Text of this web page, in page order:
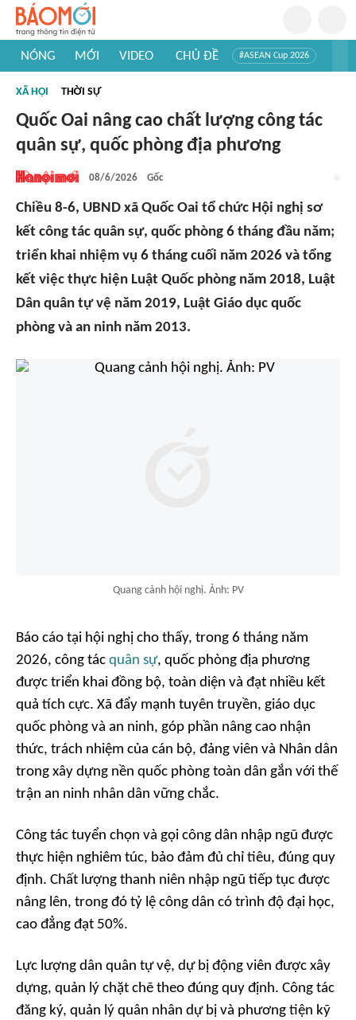
NÓNG MỚI VIDEO CHỦ ĐỀ #ASEAN Cup 2026
#Khám phá thế giới
XÃ HỘI THỜI SỰ
Quốc Oai nâng cao chất lượng công tác
quân sự, quốc phòng địa phương
08/6/2026 Gốc
Chiều 8-6, UBND xã Quốc Oai tổ chức Hội nghị sơ
kết công tác quân sự, quốc phòng 6 tháng đầu năm;
triển khai nhiệm vụ 6 tháng cuối năm 2026 và tổng
kết việc thực hiện Luật Quốc phòng năm 2018, Luật
Dân quân tự vệ năm 2019, Luật Giáo dục quốc
phòng và an ninh năm 2013.
Quang cảnh hội nghị. Ảnh: PV
Báo cáo tại hội nghị cho thấy, trong 6 tháng năm
2026, công tác quân sự, quốc phòng địa phương
được triển khai đồng bộ, toàn diện và đạt nhiều kết
quả tích cực. Xã đẩy mạnh tuyên truyền, giáo dục
quốc phòng và an ninh, góp phần nâng cao nhận
thức, trách nhiệm của cán bộ, đảng viên và Nhân dân
trong xây dựng nền quốc phòng toàn dân gắn với thế
trận an ninh nhân dân vững chắc.
Công tác tuyển chọn và gọi công dân nhập ngũ được
thực hiện nghiêm túc, bảo đảm đủ chỉ tiêu, đúng quy
định. Chất lượng thanh niên nhập ngũ tiếp tục được
nâng lên, trong đó tỷ lệ công dân có trình độ đại học,
cao đẳng đạt 50%.
Lực lượng dân quân tự vệ, dự bị động viên được xây
dựng, quản lý chặt chẽ theo đúng quy định. Công tác
đăng ký, quản lý quân nhân dự bị và phương tiện kỹ